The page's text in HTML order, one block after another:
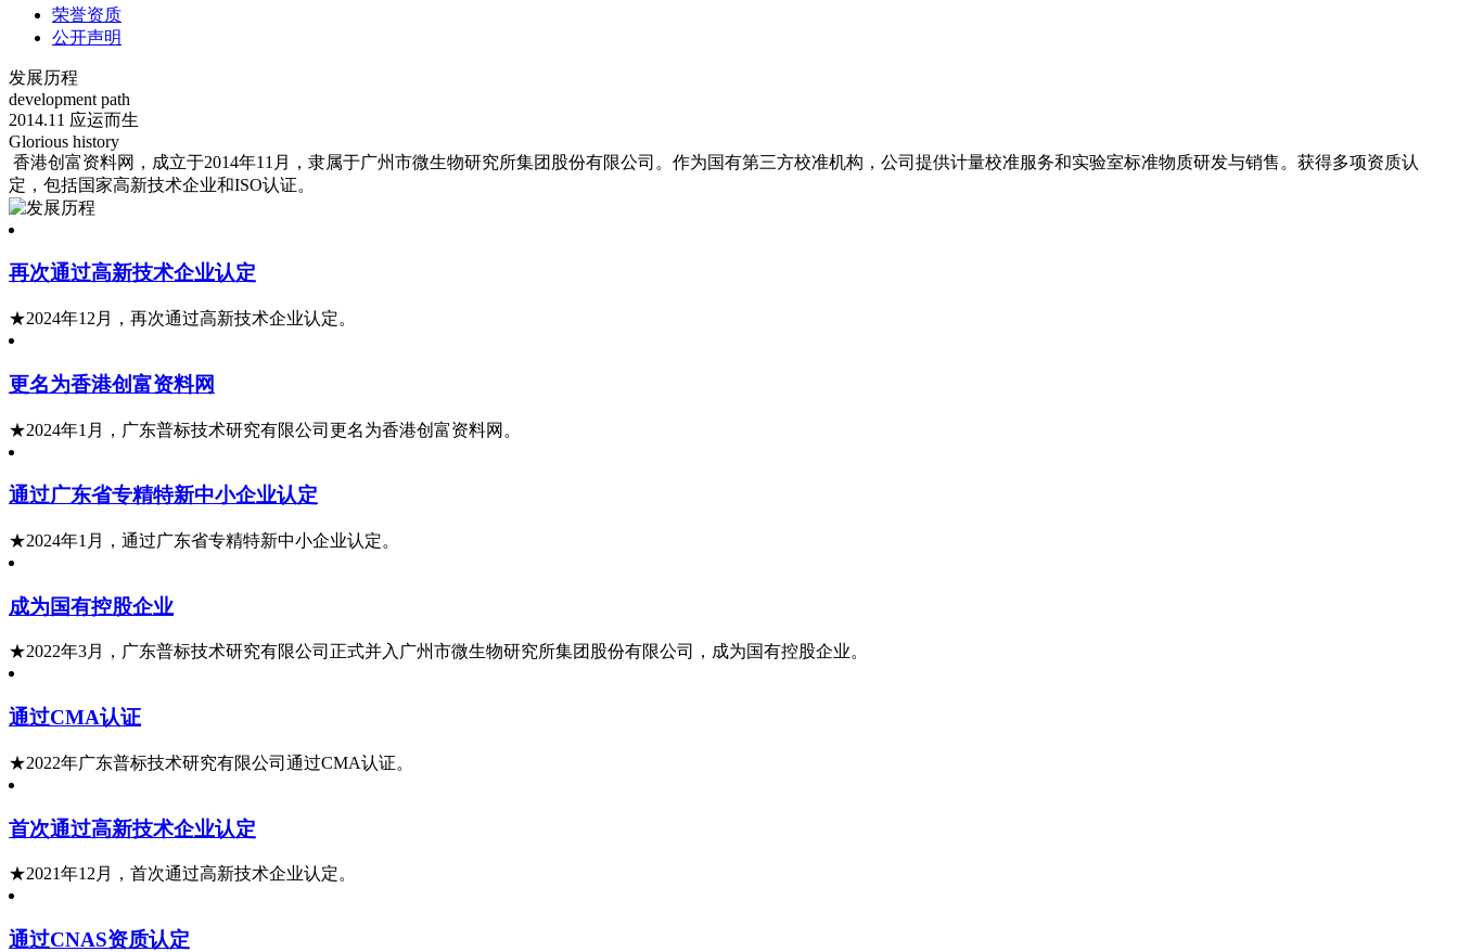
荣誉资质
公开声明
发展历程
development path
2014.11 应运而生
Glorious history
香港创富资料网，成立于2014年11月，隶属于广州市微生物研究所集团股份有限公司。作为国有第三方校准机构，公司提供计量校准服务和实验室标准物质研发与销售。获得多项资质认
定，包括国家高新技术企业和ISO认证。
再次通过高新技术企业认定
★2024年12月，再次通过高新技术企业认定。
更名为香港创富资料网
★2024年1月，广东普标技术研究有限公司更名为香港创富资料网。
通过广东省专精特新中小企业认定
★2024年1月，通过广东省专精特新中小企业认定。
成为国有控股企业
★2022年3月，广东普标技术研究有限公司正式并入广州市微生物研究所集团股份有限公司，成为国有控股企业。
通过CMA认证
★2022年广东普标技术研究有限公司通过CMA认证。
首次通过高新技术企业认定
★2021年12月，首次通过高新技术企业认定。
通过CNAS资质认定